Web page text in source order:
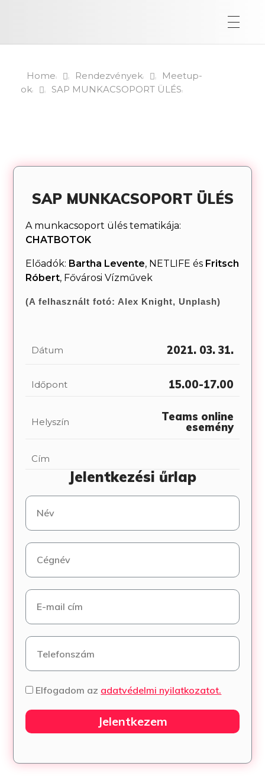
Home Rendezvények
Meetup-
ok
SAP MUNKACSOPORT ÜLÉS
SAP MUNKACSOPORT ÜLÉS
A munkacsoport ülés tematikája:
CHATBOTOK
Előadók: Bartha Levente, NETLIFE és Fritsch
Róbert, Fővárosi Vízművek
(A felhasznált fotó: Alex Knight, Unplash)
Dátum 2021. 03. 31.
Időpont 15.00-17.00
Helyszín Teams online
esemény
Cím
Jelentkezési űrlap
Elfogadom az adatvédelmi nyilatkozatot.
Jelentkezem